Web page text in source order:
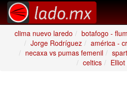
clima nuevo laredo
botafogo -
Jorge Rodríguez
américa -
necaxa vs pumas femenil
celtics